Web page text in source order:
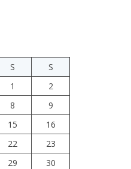
S
S
1
2
8
9
15
16
22
23
29
30